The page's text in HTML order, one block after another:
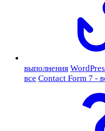
выполнения
все Contact Form 7 -